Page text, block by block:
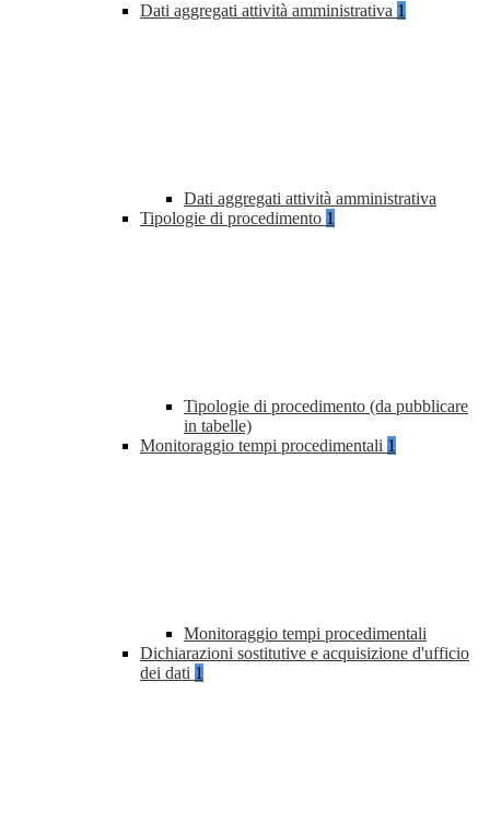
Dati aggregati attività amministrativa 1
Dati aggregati attività amministrativa
Tipologie di procedimento 1
Tipologie di procedimento (da pubblicare
in tabelle)
Monitoraggio tempi procedimentali 1
Monitoraggio tempi procedimentali
Dichiarazioni sostitutive e acquisizione d'ufficio
dei dati 1